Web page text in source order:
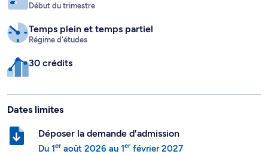
Début du trimestre
Temps plein et temps partiel
Régime d'études
30 crédits
Dates limites
Déposer la demande d'admission
Du 1er août 2026 au 1er février 2027